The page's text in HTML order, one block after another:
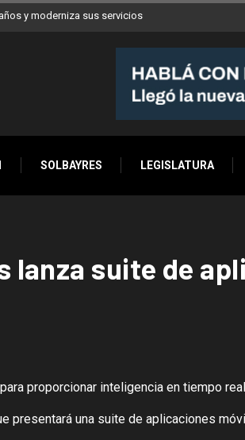
y moderniza sus servicios
SOLBAYRES LEGISLATURA
lanza suite de
proporcionar inteligencia en tiempo
presentará una suite de aplicaciones